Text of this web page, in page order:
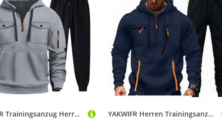
YAKWIFR Trainingsanzug Herren 2 Teiliges Sportanzuge Jogging Anzug Set Baggy Hoodies Mit Hose Sport Fitness Gym Freizeitanzug Streetwear Herbst Winter Grey 01,L
YAKWIFR Herren Trainingsanzuge Sportanzuge Sport Fitness Gym Freizeitanzug Herbst Winter Hoodies Mit Hose 2 Teiliges Jogginganzug Halloween/Weihnachten/Geschenk Blue,2XL